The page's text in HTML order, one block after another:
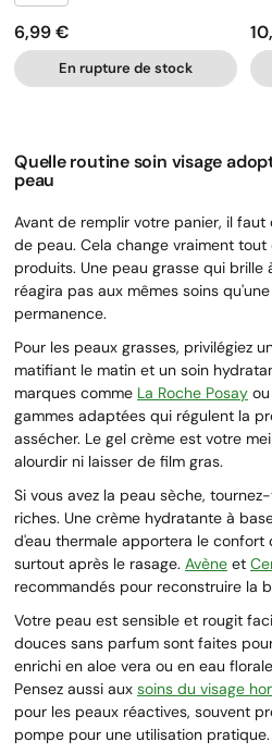
Prix
6,99 €
En rupture de stock
Quelle routine soin visage
peau
Avant de remplir votre panier, il
de peau. Cela change vraiment
produits. Une peau grasse qui brille
réagira pas aux mêmes soins
permanence.
Pour les peaux grasses, privilégiez
matifiant le matin et un soin
marques comme La Roche Posay ou
gammes adaptées qui régulent la
assécher. Le gel crème est votre
alourdir ni laisser de film gras.
Si vous avez la peau sèche,
riches. Une crème hydratante à
d'eau thermale apportera le confort
surtout après le rasage. Avène et
recommandés pour reconstruire la
Votre peau est sensible et rougit
douces sans parfum sont faites
enrichi en aloe vera ou en eau
Pensez aussi aux soins du visage
pour les peaux réactives, souvent
pompe pour une utilisation pratique.